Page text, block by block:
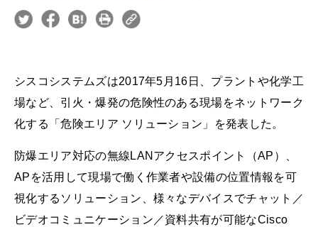
シスコシステムズは2017年5月16日、プラントや化学工
場など、引火・爆発の危険性のある現場をネットワーク
化する「危険エリア ソリューション」を発表した。
防爆エリア対応の無線LANアクセスポイント（AP）、
APを活用して現場で働く作業者や設備の位置情報を可
視化するソリューション、様々なデバイスでチャット／
ビデオコミュニケーション／資料共有が可能なCisco